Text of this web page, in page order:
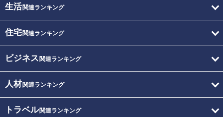
生活関連ランキング
住宅関連ランキング
ビジネス 関連ランキング
人材関連ランキング
トラベル関連ランキング